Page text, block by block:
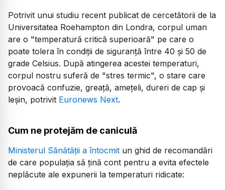
Potrivit unui studiu recent publicat de cercetătorii de la
Universitatea Roehampton din Londra, corpul uman
are o "temperatură critică superioară" pe care o
poate tolera în condiții de siguranță între 40 și 50 de
grade Celsius. După atingerea acestei temperaturi,
corpul nostru suferă de "stres termic", o stare care
provoacă confuzie, greață, amețeli, dureri de cap și
leșin, potrivit Euronews Next.
Cum ne protejăm de caniculă
Ministerul Sănătății a întocmit un ghid de recomandări
de care populația să țină cont pentru a evita efectele
neplăcute ale expunerii la temperaturi ridicate: